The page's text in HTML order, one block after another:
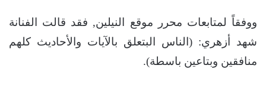
ووفقاً لمتابعات محرر موقع النيلين, فقد قالت الفنانة
شهد أزهري: (الناس البتعلق بالآيات والأحاديث كلهم
منافقين وبتاعين باسطة).